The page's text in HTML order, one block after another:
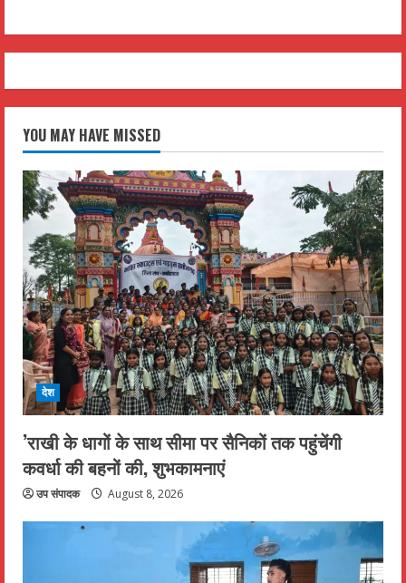
YOU MAY HAVE MISSED
देश
’राखी के धागों के साथ सीमा पर सैनिकों तक पहुंचेंगी
कवर्धा की बहनों की, शुभकामनाएं
उप संपादक August 8, 2026